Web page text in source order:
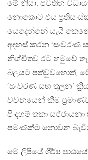
මේ නිසා, පවතින
නොකොට එය
යෙදෙන්නේ යැයි
අදහස් කරන ‘සංවරණ
නිශ්චිතව රට හමුවේ
බලයට පත්වුවහොත්,
‘සංවරණ සහ තුලන’
වචනයෙන් කීම
පිංදහම් තකා
පමණක්ම නොවන
මේ ලිපියේ ශීර්ෂ